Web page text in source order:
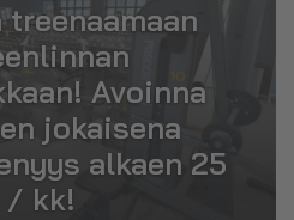
treenaamaan
Avoinna
jokaisena
alkaen 25
/ kk!